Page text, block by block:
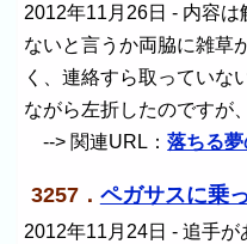
2012年11月26日 - 内容は
ないと言うか両脇に雑草
く、連絡すら取っていな
ながら左折したのですが
--> 関連URL：落ちる
3257． ペガサスに乗
2012年11月24日 - 追手が